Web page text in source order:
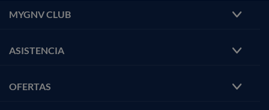
MYGNV CLUB
ASISTENCIA
OFERTAS